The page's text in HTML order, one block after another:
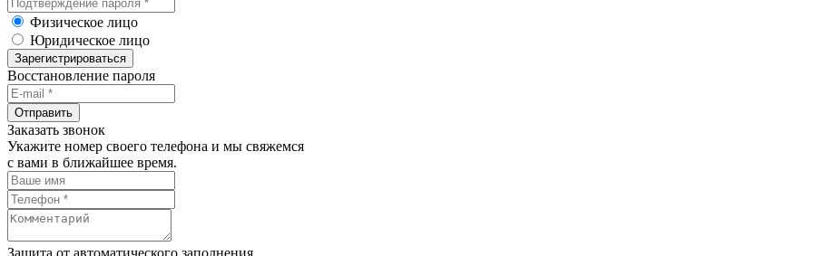
Физическое лицо
Юридическое лицо
Зарегистрироваться
Восстановление пароля
Отправить
Заказать звонок
Укажите номер своего телефона и мы свяжемся
с вами в ближайшее время.
Защита от автоматического заполнения